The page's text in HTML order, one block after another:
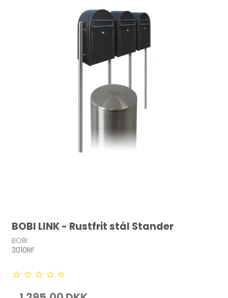
BOBI LINK - Rustfrit stål Stander
BOBI
3010RF